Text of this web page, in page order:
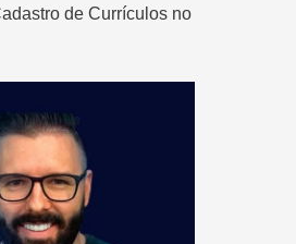
de Currículos no